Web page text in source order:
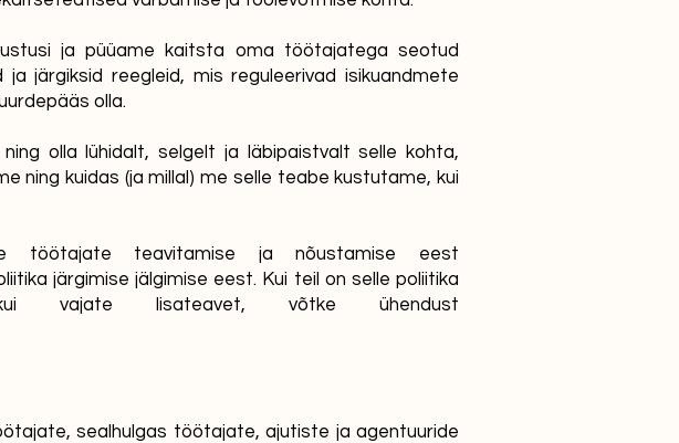
ja püüame kaitsta oma töötajatega seotud
järgiksid reegleid, mis reguleerivad isikuandmete
olla.
olla lühidalt, selgelt ja läbipaistvalt selle kohta,
ning kuidas (ja millal) me selle teabe kustutame, kui
töötajate teavitamise ja nõustamise eest
järgimise jälgimise eest. Kui teil on selle poliitika
vajate lisateavet, võtke ühendust
sealhulgas töötajate, ajutiste ja agentuuride